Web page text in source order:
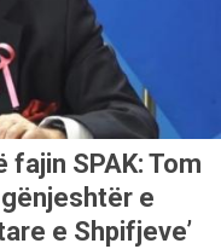
SPAK: Tom
e
e Shpifjeve’